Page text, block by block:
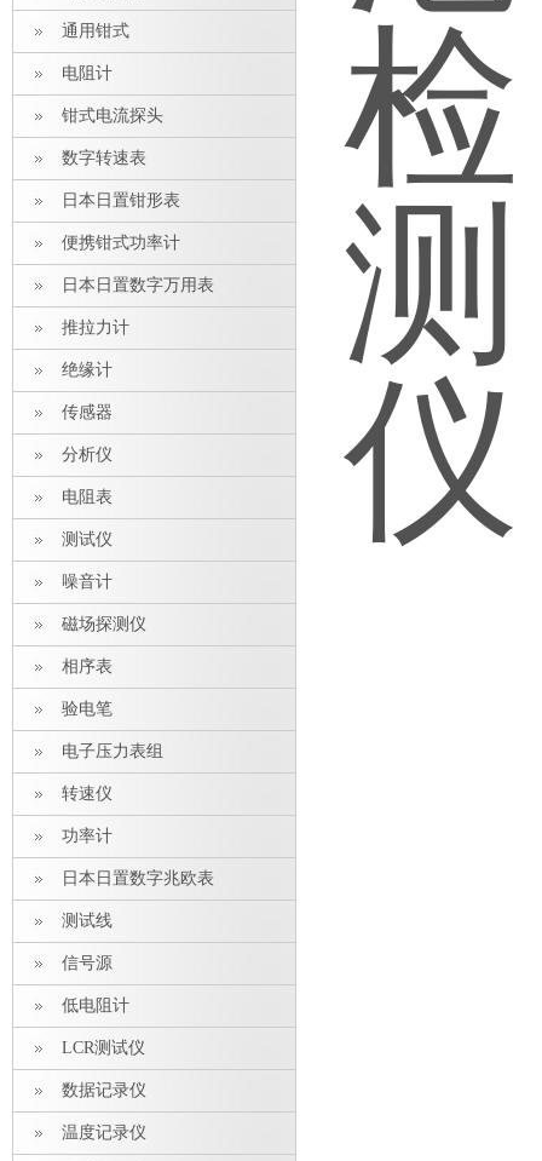
通用钳式
电阻计
钳式电流探头
数字转速表
日本日置钳形表
便携钳式功率计
日本日置数字万用表
推拉力计
绝缘计
传感器
分析仪
电阻表
测试仪
噪音计
磁场探测仪
相序表
验电笔
电子压力表组
转速仪
功率计
日本日置数字兆欧表
测试线
信号源
低电阻计
LCR测试仪
数据记录仪
温度记录仪